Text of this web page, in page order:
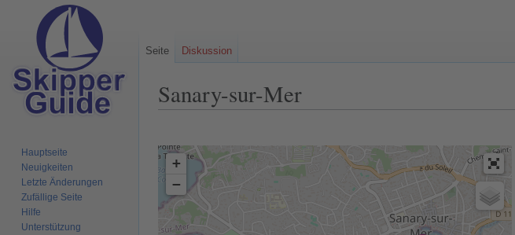
Sanary-sur-Mer
Navigation
springen
Suche
springen
+
−
Seite Diskussion
Hauptseite
Neuigkeiten
Letzte Änderungen
Zufällige Seite
Hilfe
Unterstützung